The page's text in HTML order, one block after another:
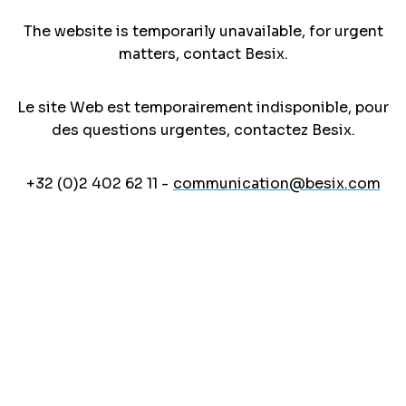
The website is temporarily unavailable, for urgent
matters, contact Besix.
Le site Web est temporairement indisponible, pour
des questions urgentes, contactez Besix.
+32 (0)2 402 62 11 - communication@besix.com